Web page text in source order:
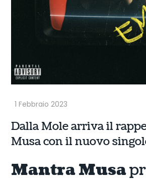
Dalla Mole arriva il
Musa con il nuovo
Mantra Musa